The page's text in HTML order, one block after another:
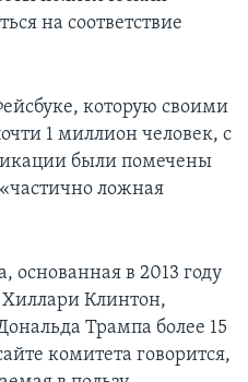
на соответствие
которую своими
1 миллион человек, с
были помечены
ложная
основанная в 2013 году
Клинтон,
Трампа более 15
комитета говорится,